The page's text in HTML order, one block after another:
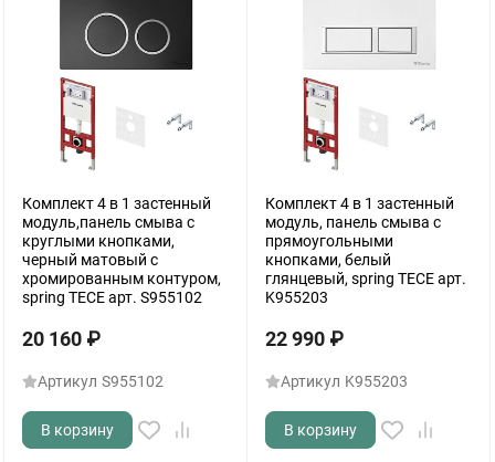
Комплект 4 в 1 застенный
модуль,панель смыва с
круглыми кнопками,
черный матовый с
хромированным контуром,
spring TECE арт. S955102
20 160 ₽
Артикул S955102
В корзину
Комплект 4 в 1 застенный
модуль, панель смыва с
прямоугольными
кнопками, белый
глянцевый, spring TECE арт.
K955203
22 990 ₽
Артикул K955203
В корзину